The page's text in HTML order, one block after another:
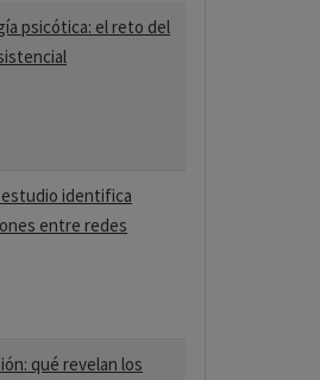
psicótica: el reto del
estudio identifica
entre redes
qué revelan los